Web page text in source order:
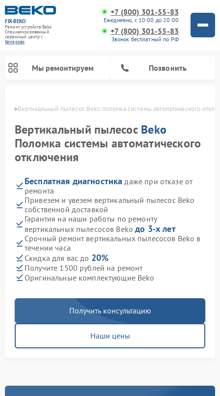
FIX-BEKO
Ремонт устройств Beko
Специализированный
cервисный центр г.
Кемерово
+7 (800) 301-55-83
Ежедневно, с 10:00 до 20:00
+7 (800) 301-55-83
Звонок бесплатный по РФ
Мы ремонтируем Позвонить
Вертикальный пылесос Beko поломка системы автоматического
Вертикальный пылесос Beko
Поломка системы автоматического
отключения
Бесплатная диагностика даже при отказе от
ремонта
Привезем и увезем вертикальный пылесос Beko
собственной доставкой
Гарантия на наши работы по ремонту
вертикальных пылесосов Bekoдо 3-х лет
Срочный ремонт вертикальных пылесосов Beko в
течении часа
Скидка для вас до 20%
Получите 1500 рублей на ремонт
Оригинальные комплектующие Beko
Получить консультацию
Наши цены